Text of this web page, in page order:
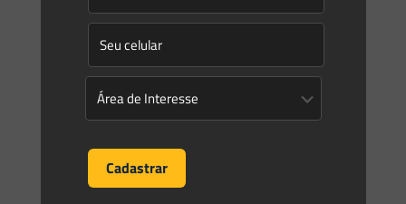
de 2012), um dos temas que mais atrai polêmica e
judicialização na área ambiental são as Áreas
0 Read more
Informativo | Áreas Contaminadas